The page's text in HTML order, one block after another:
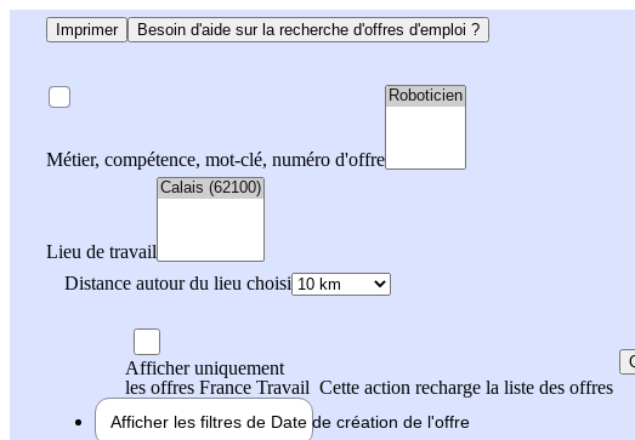
Imprimer Besoin d'aide sur la recherche d'offres d'emploi ?
Métier, compétence, mot-clé, numéro d'offre
Lieu de travail
Distance autour du lieu choisi
Afficher uniquement
les offres France Travail Cette action recharge la liste des offres
Afficher les filtres de Date de création de l'offre